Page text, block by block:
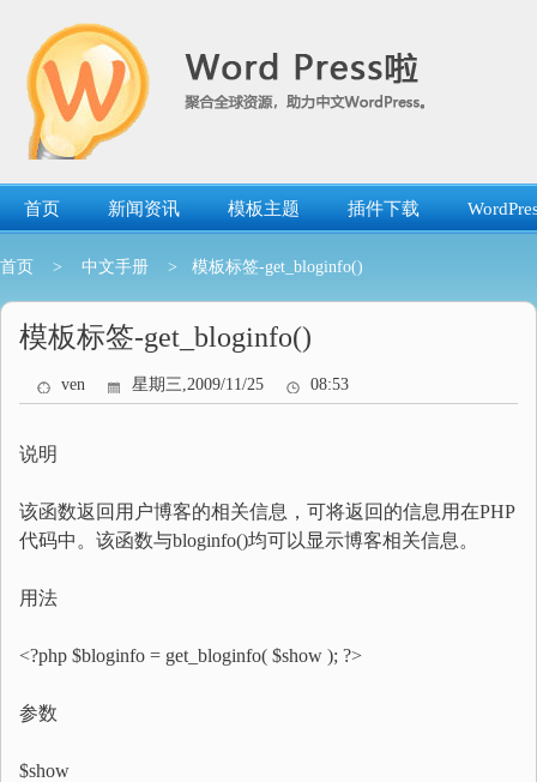
首页 新闻资讯 模板主题 插件下载
首页 > 中文手册 > 模板标签-get_bloginfo()
模板标签-get_bloginfo()
ven 星期三,2009/11/25 08:53
说明
该函数返回用户博客的相关信息，可将返回的信息用在PHP
代码中。该函数与bloginfo()均可以显示博客相关信息。
用法
<?php $bloginfo = get_bloginfo( $show ); ?>
参数
$show